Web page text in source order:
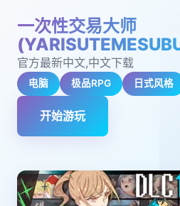
一次性交易大师
官方最新中文,中文下载
电脑 极品RPG 日式风格
开始游玩